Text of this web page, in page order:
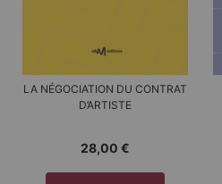
LA NÉGOCIATION DU CONTRAT
D’ARTISTE
28,00 €